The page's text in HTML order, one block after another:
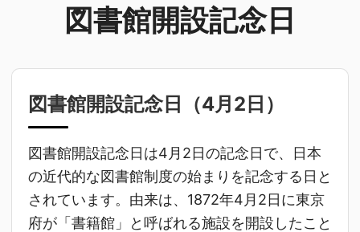
図書館開設記念日
図書館開設記念日（4月2日 ）
図書館開設記念日は4月2日の記念日で、日本
の近代的な図書館制度の始まりを記念する日と
されています。由来は、1872年4月2日に東京
府が「書籍館」と呼ばれる施設を開設したこと